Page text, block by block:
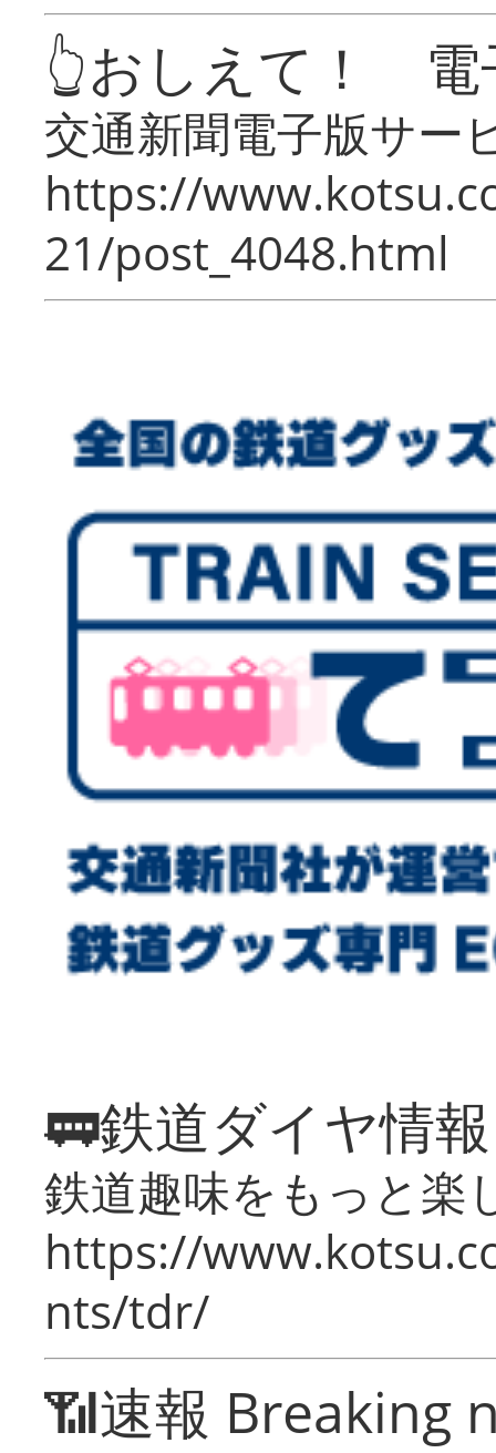
👆おしえて！ 電
交通新聞電子版サー
https://
21/post_4048.html
🚃鉄道ダイヤ情
鉄道趣味をもっと楽
https://
nts/tdr/
📶速報 Breaking